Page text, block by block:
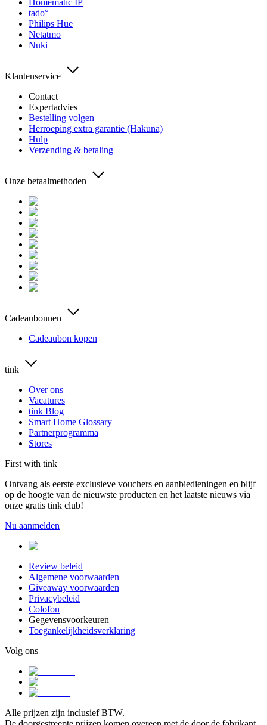
Homematic IP
tado°
Philips Hue
Netatmo
Nuki
Klantenservice
Contact
Expertadvies
Bestelling volgen
Herroeping extra garantie (Hakuna)
Hulp
Verzending & betaling
Onze betaalmethoden
Cadeaubonnen
Cadeaubon kopen
tink
Over ons
Vacatures
tink Blog
Smart Home Glossary
Partnerprogramma
Stores
First with tink
Ontvang als eerste exclusieve vouchers en aanbiedieningen en blijf
op de hoogte van de nieuwste producten en het laatste nieuws via
onze gratis tink club!
Nu aanmelden
Review beleid
Algemene voorwaarden
Giveaway voorwaarden
Privacybeleid
Colofon
Gegevensvoorkeuren
Toegankelijkheidsverklaring
Volg ons
Alle prijzen zijn inclusief BTW.